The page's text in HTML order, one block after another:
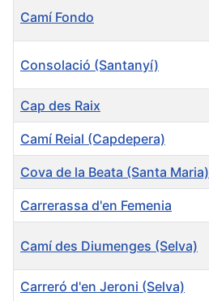
Camí Fondo
Consolació (Santanyí)
Cap des Raix
Camí Reial (Capdepera)
Cova de la Beata (Santa Maria)
Carrerassa d'en Femenia
Camí des Diumenges (Selva)
Carreró d'en Jeroni (Selva)